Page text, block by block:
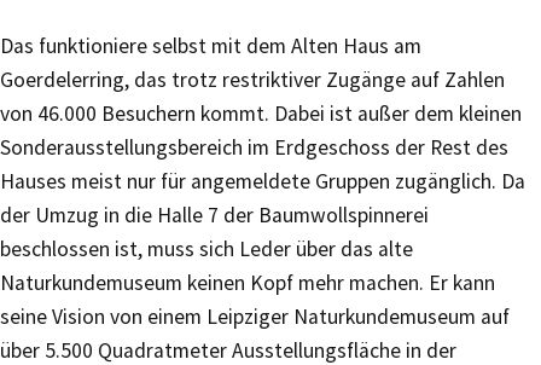
Das funktioniere selbst mit dem Alten Haus am
Goerdelerring, das trotz restriktiver Zugänge auf Zahlen
von 46.000 Besuchern kommt. Dabei ist außer dem kleinen
Sonderausstellungsbereich im Erdgeschoss der Rest des
Hauses meist nur für angemeldete Gruppen zugänglich. Da
der Umzug in die Halle 7 der Baumwollspinnerei
beschlossen ist, muss sich Leder über das alte
Naturkundemuseum keinen Kopf mehr machen. Er kann
seine Vision von einem Leipziger Naturkundemuseum auf
über 5.500 Quadratmeter Ausstellungsfläche in der